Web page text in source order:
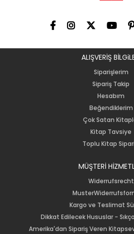
ALIŞVERİŞ
Siparişlerim
Sipariş Takip
Hesabım
Beğendiklerim
Çok Satan
Kitap Tavsiye
Toplu Kitap
MÜŞTERİ
Widerrufsrecht
Kargo ve Teslimat
Dikkat Edilecek Hususlar -
Amerika'dan Sipariş Veren